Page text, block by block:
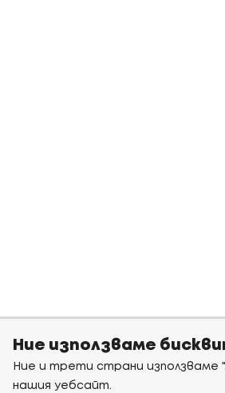
Ние използваме
Ние и трети страни използваме
нашия уебсайт.